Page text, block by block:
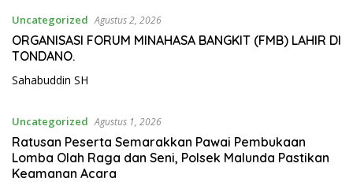
Uncategorized Agustus 2, 2026
ORGANISASI FORUM MINAHASA BANGKIT (FMB) LAHIR DI
TONDANO.
Sahabuddin SH
Uncategorized Agustus 1, 2026
Ratusan Peserta Semarakkan Pawai Pembukaan
Lomba Olah Raga dan Seni, Polsek Malunda Pastikan
Keamanan Acara